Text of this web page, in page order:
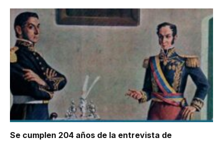
Se cumplen 204 años de la entrevista de